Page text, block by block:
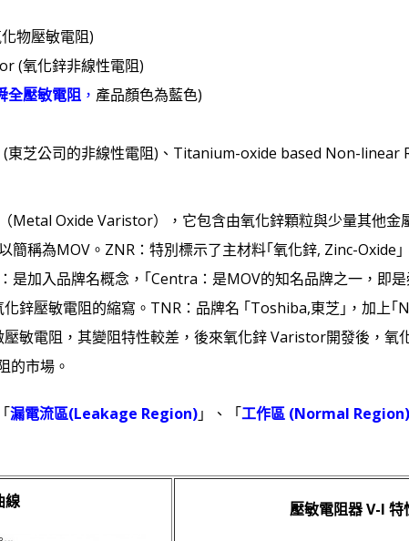
物壓敏電阻)
(氧化鋅非線性電阻)
全壓敏電阻 ， 產品顏色為藍色)
東芝公司的非線性電阻)、Titanium-oxide based Non-linear
Metal Oxide Varistor），它包含由氧化鋅顆粒與少量其他金
簡稱為MOV。ZNR：特別標示了主材料｢氧化鋅, Zinc-Oxide
是加入品牌名概念，｢Centra：是MOV的知名品牌之一，即
鋅壓敏電阻的縮寫。TNR：品牌名 ｢Toshiba,東芝｣，加上
敏電阻，其變阻特性較差，後來氧化鋅 Varistor開發後，
的市場。
漏電流區(Leakage Region)」、「工作區 (Normal Region)
線 壓敏電阻器 V-I